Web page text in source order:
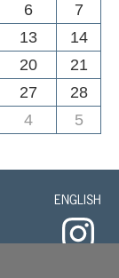
6
7
13
14
20
21
27
28
4 5
ENGLISH